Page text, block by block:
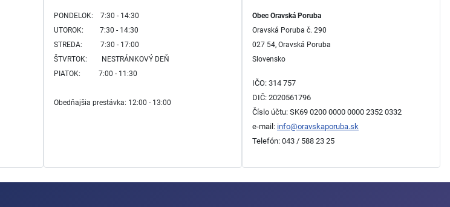
PONDELOK: 7:30 - 14:30
UTOROK: 7:30 - 14:30
STREDA: 7:30 - 17:00
ŠTVRTOK:
NESTRÁNKOVÝ DEŇ
PIATOK: 7:00 - 11:30
Obedňajšia prestávka: 12:00 - 13:00
Obec Oravská Poruba
Oravská Poruba č. 290
027 54, Oravská Poruba
Slovensko
IČO: 314 757
DIČ: 2020561796
Číslo účtu: SK69 0200 0000 0000 2352 0332
e-mail: info@oravskaporuba.sk
Telefón: 043 / 588 23 25